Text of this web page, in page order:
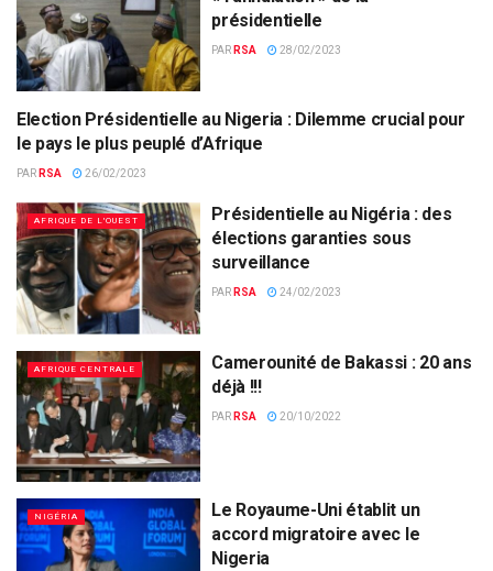
présidentielle
PAR RSA 28/02/2023
AFRIQUE DE L'OUEST
Election Présidentielle au Nigeria : Dilemme crucial pour
le pays le plus peuplé d’Afrique
PAR RSA 26/02/2023
AFRIQUE DE L'OUEST
Présidentielle au Nigéria : des
élections garanties sous
surveillance
PAR RSA 24/02/2023
AFRIQUE CENTRALE
Camerounité de Bakassi : 20 ans
déjà !!!
PAR RSA 20/10/2022
NIGÉRIA
Le Royaume-Uni établit un
accord migratoire avec le
Nigeria